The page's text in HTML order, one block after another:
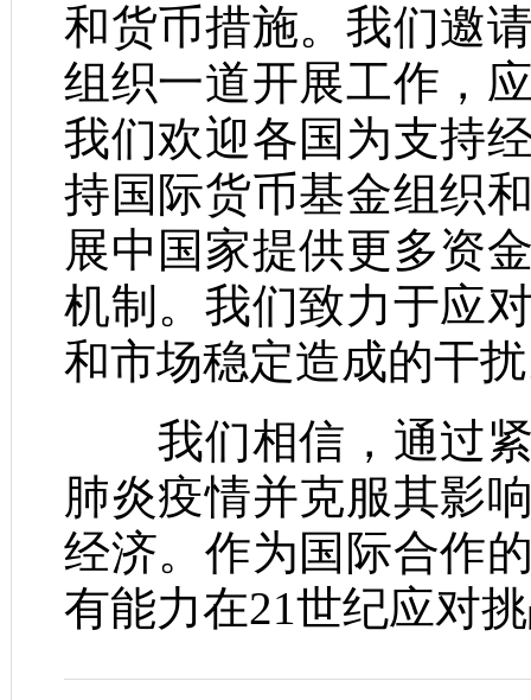
和货币措施。我们邀
组织一道开展工作，
我们欢迎各国为支持
持国际货币基金组织
展中国家提供更多资
机制。我们致力于应
和市场稳定造成的干
我们相信，通过紧
肺炎疫情并克服其影
经济。作为国际合作
有能力在21世纪应对